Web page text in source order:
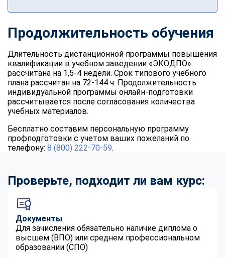
Продолжительность обучения
Длительность дистанционной программы повышения
квалификации в учебном заведении «ЭКОДПО»
рассчитана на 1,5-4 недели. Срок типового учебного
плана рассчитан на 72-144 ч. Продолжительность
индивидуальной программы онлайн-подготовки
рассчитывается после согласования количества
учебных материалов.
Бесплатно составим персональную программу
профподготовки с учетом ваших пожеланий по
телефону: 8 (800) 222-70-59.
Проверьте, подходит ли вам курс:
Документы
Для зачисления обязательно наличие диплома о
высшем (ВПО) или среднем профессиональном
образовании (СПО)